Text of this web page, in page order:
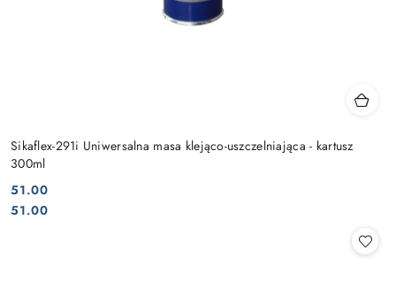
Sikaflex-291i Uniwersalna masa klejąco-uszczelniająca - kartusz
300ml
Cena:
51.00
Cena:
51.00